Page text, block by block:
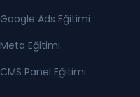
Google Ads Eğitimi
Meta Eğitimi
CMS Panel Eğitimi